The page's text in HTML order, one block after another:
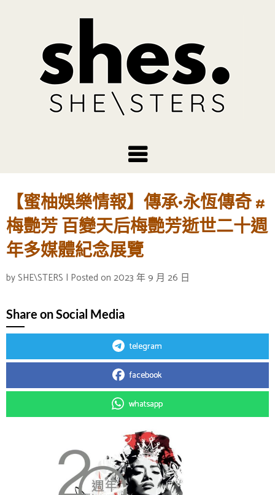
【蜜柚娛樂情報】傳承•永恆傳奇 #
梅艷芳 百變天后梅艷芳逝世二十週
年多媒體紀念展覽
by SHE\STERS | Posted on 2023 年 9 月 26 日
Share on Social Media
telegram
facebook
whatsapp